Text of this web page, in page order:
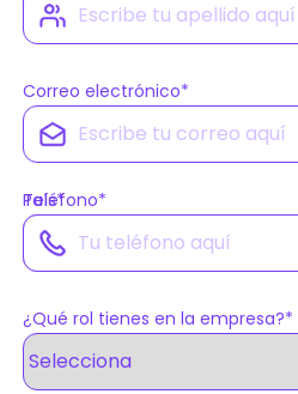
Correo electrónico*
País*
Teléfono*
¿Qué rol tienes en la empresa?*